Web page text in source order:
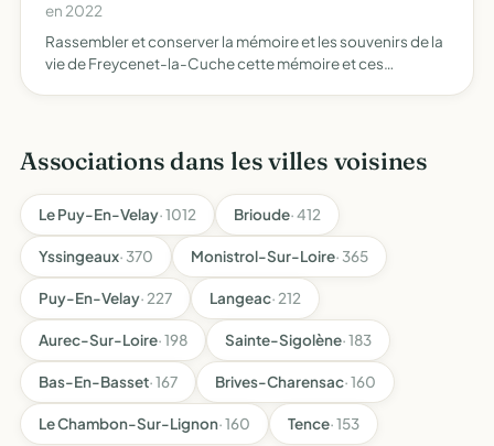
en 2022
Rassembler et conserver la mémoire et les souvenirs de la
vie de Freycenet-la-Cuche cette mémoire et ces
Associations dans les villes voisines
Le Puy-En-Velay· 1012 Brioude· 412
Yssingeaux· 370 Monistrol-Sur-Loire· 365
Puy-En-Velay· 227 Langeac· 212
Aurec-Sur-Loire· 198 Sainte-Sigolène· 183
Bas-En-Basset· 167 Brives-Charensac· 160
Le Chambon-Sur-Lignon· 160 Tence· 153